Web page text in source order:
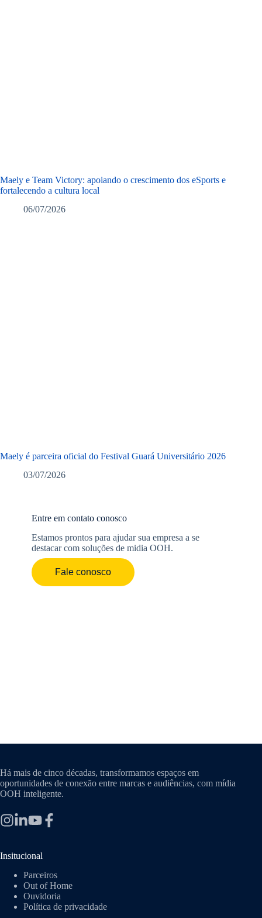
Maely e Team Victory: apoiando o crescimento dos eSports e
fortalecendo a cultura local
06/07/2026
Maely é parceira oficial do Festival Guará Universitário 2026
03/07/2026
Entre em contato conosco
Estamos prontos para ajudar sua empresa a se
destacar com soluções de midia OOH.
Fale conosco
Há mais de cinco décadas, transformamos espaços em
oportunidades de conexão entre marcas e audiências, com mídia
OOH inteligente.
Insitucional
Parceiros
Out of Home
Ouvidoria
Política de privacidade